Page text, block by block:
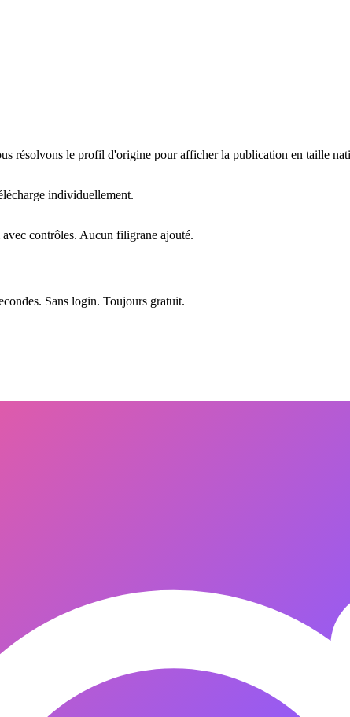
résolvons le profil d'origine pour afficher la publication en taille
individuellement.
contrôles. Aucun filigrane ajouté.
Sans login. Toujours gratuit.